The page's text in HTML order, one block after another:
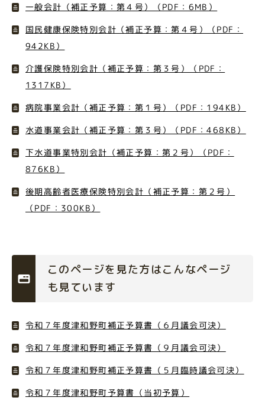
一般会計（補正予算：第４号）（PDF：6MB）
国民健康保険特別会計（補正予算：第４号）（PDF：
942KB）
介護保険特別会計（補正予算：第３号）（PDF：
1317KB）
病院事業会計（補正予算：第１号）（PDF：194KB）
水道事業会計（補正予算：第３号）（PDF：468KB）
下水道事業特別会計（補正予算：第２号）（PDF：
876KB）
後期高齢者医療保険特別会計（補正予算：第２号）
（PDF：300KB）
このページを見た方はこんなページ
も見ています
令和７年度津和野町補正予算書（６月議会可決）
令和７年度津和野町補正予算書（９月議会可決）
令和７年度津和野町補正予算書（５月臨時議会可決）
令和７年度津和野町予算書（当初予算）